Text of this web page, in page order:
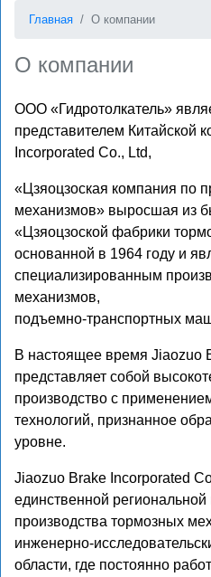
Главная О компании
О компании
ООО «Гидротолкатель»
представителем Китайской
Incorporated Co., Ltd,
«Цзяоцзоская компания по
механизмов» выросшая из
«Цзяоцзоской фабрики
основанной в 1964 году и
специализированным
механизмов,
подъемно-транспортных
В настоящее время Jiaozuo
представляет собой
производство с
технологий, признанное
уровне.
Jiaozuo Brake Incorporated
единственной
производства тормозных
инженерно-
области, где постоянно